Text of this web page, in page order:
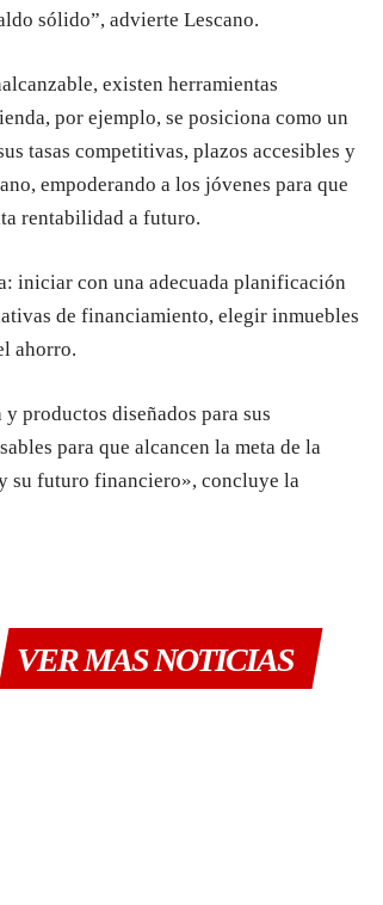
sólido”, advierte Lescano.
existen herramientas
por ejemplo, se posiciona como un
tasas competitivas, plazos accesibles y
empoderando a los jóvenes para que
rentabilidad a futuro.
iniciar con una adecuada planificación
de financiamiento, elegir inmuebles
ahorro.
productos diseñados para sus
para que alcancen la meta de la
su futuro financiero», concluye la
VER MAS NOTICIAS